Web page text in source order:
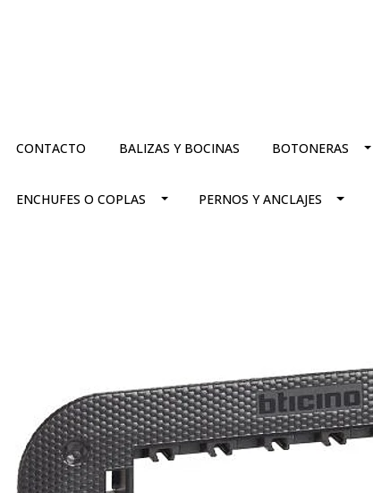
CONTACTO BALIZAS Y BOCINAS BOTONERAS
ENCHUFES O COPLAS PERNOS Y ANCLAJES